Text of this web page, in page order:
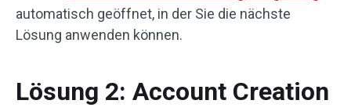
automatisch geöffnet, in der Sie die nächste
Lösung anwenden können.
Lösung 2: Account Creation